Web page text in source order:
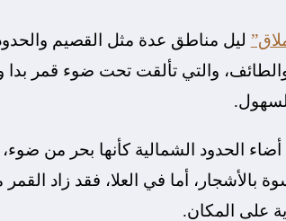
ليل مناطق عدة مثل القصيم
والتي تألقت تحت ضوء قمر بدا
أضاء الحدود الشمالية كأنها بحر من
بالأشجار، أما في العلا، فقد زاد
على المكان.